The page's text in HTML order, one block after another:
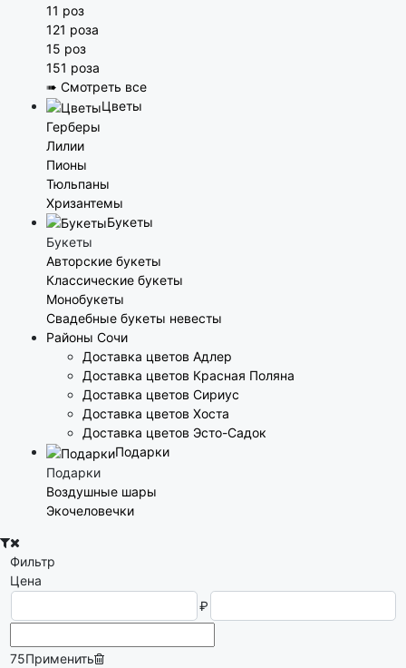
11 роз
121 роза
15 роз
151 роза
➠ Смотреть все
Цветы
Герберы
Лилии
Пионы
Тюльпаны
Хризантемы
Букеты
Букеты
Авторские букеты
Классические букеты
Монобукеты
Свадебные букеты невесты
Районы Сочи
Доставка цветов Адлер
Доставка цветов Красная Поляна
Доставка цветов Сириус
Доставка цветов Хоста
Доставка цветов Эсто-Садок
Подарки
Подарки
Воздушные шары
Экочеловечки
Фильтр
Цена
₽
75Применить